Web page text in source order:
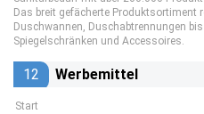
Das breit gefächerte Produktsortiment
Duschwannen, Duschabtrennungen
Spiegelschränken und Accessoires.
12 Werbemittel
Start